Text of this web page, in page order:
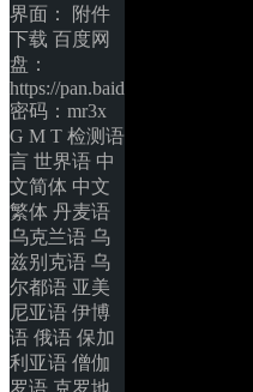
界面： 附件
下载 百度网
盘：
https://pan.baidu.com/s/1eSxfpyq
密码：mr3x
G M T 检测语
言 世界语 中
文简体 中文
繁体 丹麦语
乌克兰语 乌
兹别克语 乌
尔都语 亚美
尼亚语 伊博
语 俄语 保加
利亚语 僧伽
罗语 克罗地